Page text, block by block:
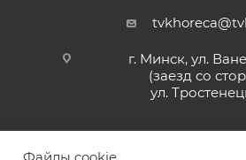
г. Минск, ул.
(заезд со
ул.